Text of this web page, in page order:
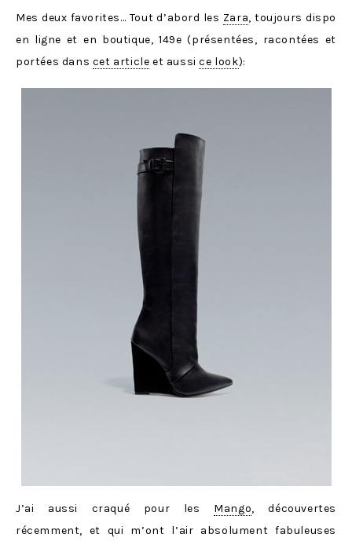
Mes deux favorites… Tout d’abord les Zara, toujours dispo
en ligne et en boutique, 149e (présentées, racontées et
portées dans cet article et aussice look):
J’ai aussi craqué pour les Mango, découvertes
récemment, et qui m’ont l’air absolument fabuleuses